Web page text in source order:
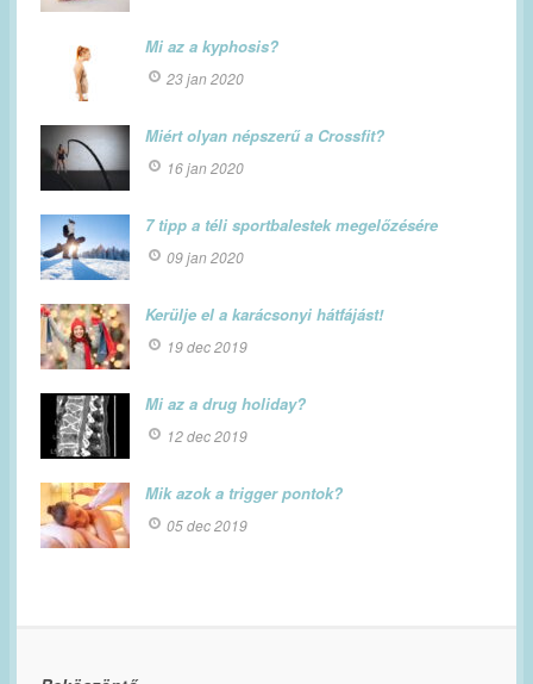
Mi az a kyphosis?
23 jan 2020
Miért olyan népszerű a Crossfit?
16 jan 2020
7 tipp a téli sportbalestek megelőzésére
09 jan 2020
Kerülje el a karácsonyi hátfájást!
19 dec 2019
Mi az a drug holiday?
12 dec 2019
Mik azok a trigger pontok?
05 dec 2019